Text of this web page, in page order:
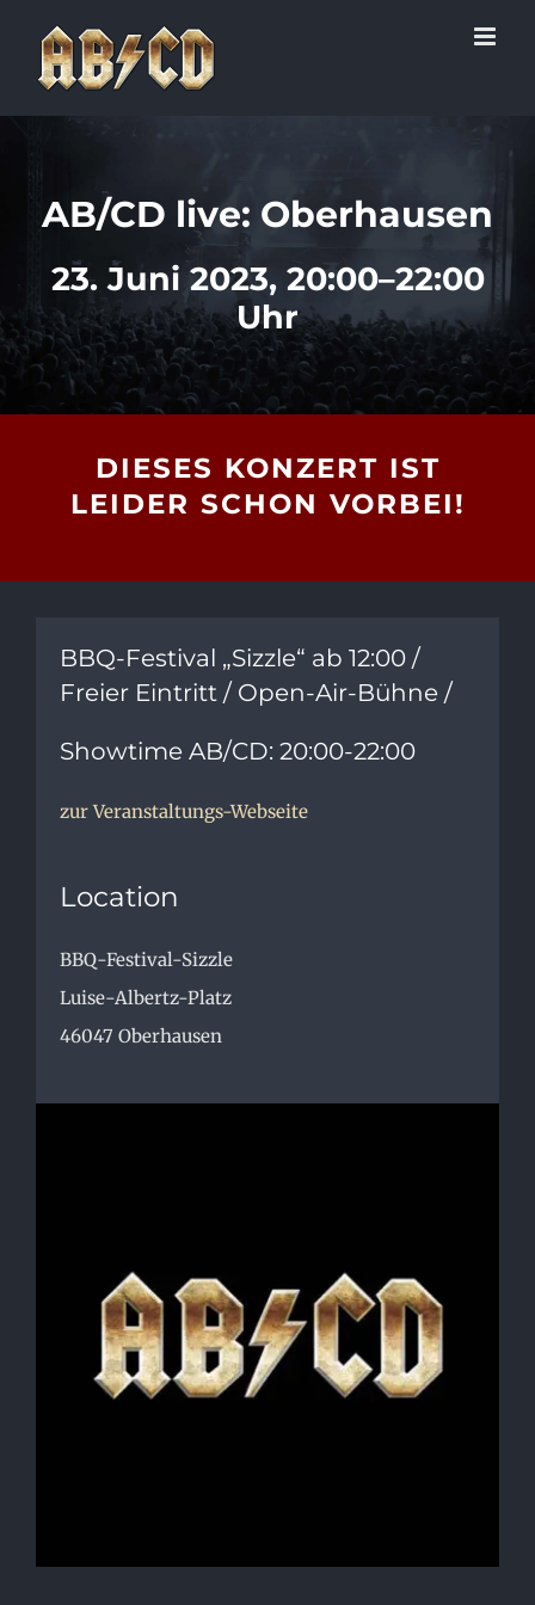
Inhalt
springen
AB/CD live: Oberhausen
23. Juni 2023, 20:00–22:00
Uhr
DIESES KONZERT IST
LEIDER SCHON VORBEI!
BBQ-Festival „Sizzle“ ab 12:00 /
Freier Eintritt / Open-Air-Bühne /
Showtime AB/CD: 20:00-22:00
zur Veranstaltungs-Webseite
Location
BBQ-Festival-Sizzle
Luise-Albertz-Platz
46047 Oberhausen